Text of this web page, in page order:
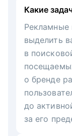
Какие
Рекламные
выделить
в
о бренде
до
за его